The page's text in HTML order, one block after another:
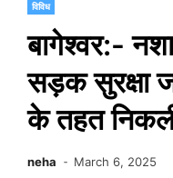
विविध
बागेश्वर:-
सड़क सुरक्षा
के तहत
neha March 6, 2025